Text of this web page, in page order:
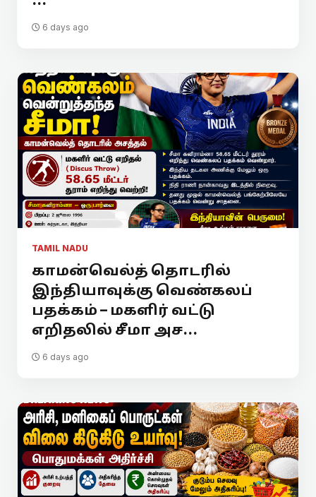
6 days ago
TAMIL NADU
காமன்வெல்த் தொடரில்
இந்தியாவுக்கு வெண்கலப்
பதக்கம் – மகளிர் வட்டு
எறிதலில் சீமா அச...
6 days ago